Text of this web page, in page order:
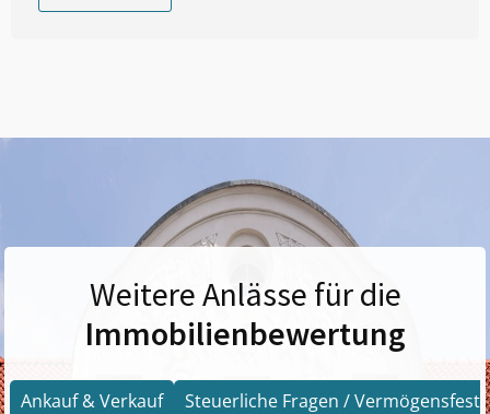
Weitere Anlässe für die
Immobilienbewertung
Ankauf & Verkauf Steuerliche Fragen /